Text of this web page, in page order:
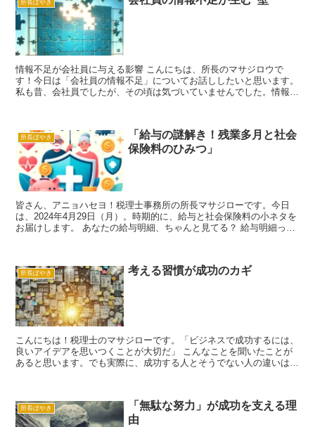
所長ぼやき
情報不足が会社員に与える影響 こんにちは、所長のマサジロウで
す！今日は「会社員の情報不足」についてお話ししたいと思います。
私も昔、会社員でしたが、その頃は気づいていませんでした。情報不
所長ぼやき
「給与の謎解き！残業多月と社会
保険料のひみつ」
皆さん、アニョハセヨ！税理士事務所の所長マサジローです。今日
は、2024年4月29日（月）。時期的に、給与と社会保険料の小ネタを
お届けします。 あなたの給与明細、ちゃんと見てる？ 給与明細って
所長ぼやき 考える習慣が成功のカギ
こんにちは！税理士のマサジローです。「ビジネスで成功するには、
良いアイデアを思いつくことが大切だ」 こんなことを聞いたことが
あると思います。でも実際に、成功する人とそうでない人の違いは、
所長ぼやき
「無駄な努力」が成功を支える理
由